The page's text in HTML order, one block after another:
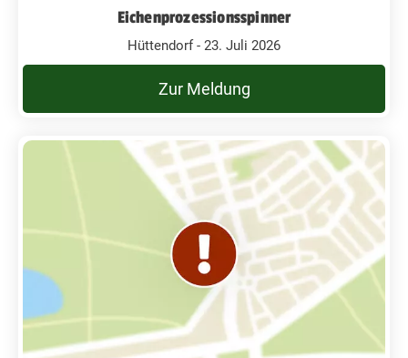
Eichenprozessionsspinner
Hüttendorf - 23. Juli 2026
Zur Meldung